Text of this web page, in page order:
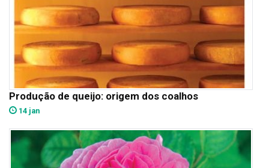
Produção de queijo: origem dos coalhos
14 jan